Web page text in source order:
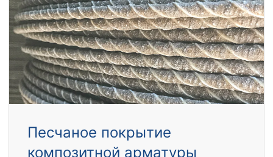
Песчаное покрытие
композитной арматуры